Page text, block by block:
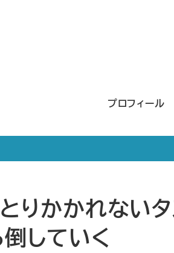
プロフィール
りかかれない
倒していく